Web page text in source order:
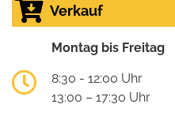
Verkauf
Montag bis Freitag
8:30 - 12:00 Uhr
13:00 – 17:30 Uhr